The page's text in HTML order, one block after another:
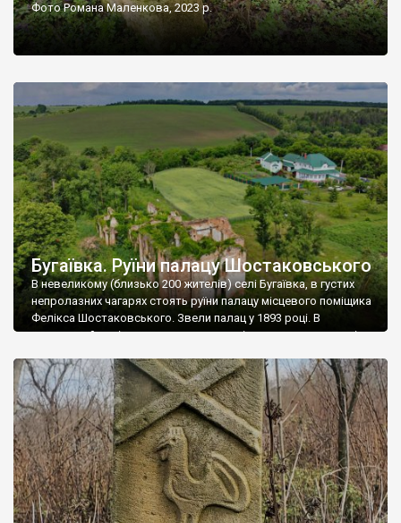
Фото Романа Маленкова, 2023 р.
Бугаївка. Руїни палацу Шостаковського
В невеликому (близько 200 жителів) селі Бугаївка, в густих
непролазних чагарях стоять руїни палацу місцевого поміщика
Фелікса Шостаковського. Звели палац у 1893 році. В
радянський період у ньому спочатку містилася школа, потім
століття тут розмістили туберкульозну лікарню. Коли із
палацу виїхала лікарня – ми точно не […]